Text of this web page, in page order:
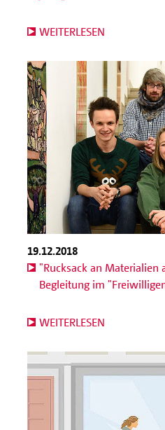
WEITERLESEN
19.12.2018
"Rucksack an Materialien
Begleitung im
WEITERLESEN